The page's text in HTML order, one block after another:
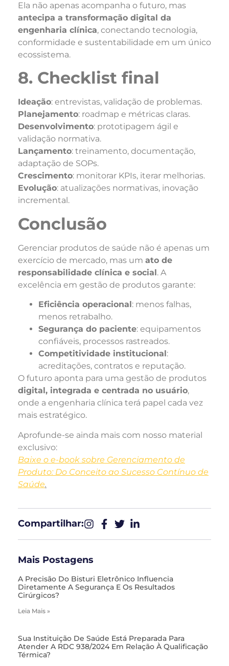
Ela não apenas acompanha o futuro, mas
antecipa a transformação digital da
engenharia clínica, conectando tecnologia,
conformidade e sustentabilidade em um único
ecossistema.
8. Checklist final
Ideação: entrevistas, validação de problemas.
Planejamento: roadmap e métricas claras.
Desenvolvimento: prototipagem ágil e
validação normativa.
Lançamento: treinamento, documentação,
adaptação de SOPs.
Crescimento: monitorar KPIs, iterar melhorias.
Evolução: atualizações normativas, inovação
incremental.
Conclusão
Gerenciar produtos de saúde não é apenas um
exercício de mercado, mas um ato de
responsabilidade clínica e social. A
excelência em gestão de produtos garante:
Eficiência operacional : menos falhas,
menos retrabalho.
Segurança do paciente: equipamentos
confiáveis, processos rastreados.
Competitividade institucional :
acreditações, contratos e reputação.
O futuro aponta para uma gestão de produtos
digital, integrada e centrada no usuário,
onde a engenharia clínica terá papel cada vez
mais estratégico.
Aprofunde-se ainda mais com nosso material
exclusivo:
Baixe o e-book sobre Gerenciamento de
Produto: Do Conceito ao Sucesso Contínuo de
Saúde.
Compartilhar:​
Mais Postagens
A Precisão Do Bisturi Eletrônico Influencia
Diretamente A Segurança E Os Resultados
Cirúrgicos?
Leia Mais »
Sua Instituição De Saúde Está Preparada Para
Atender A RDC 938/2024 Em Relação À Qualificação
Térmica?